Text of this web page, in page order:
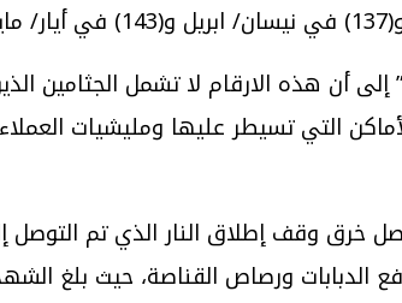
” إلى أن هذه الارقام لا تشمل الجثامين